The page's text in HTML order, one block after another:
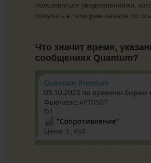
пользоваться уведомлениями,
получать в телеграм-канале по
Что значит время,
сообщениях Quantum?